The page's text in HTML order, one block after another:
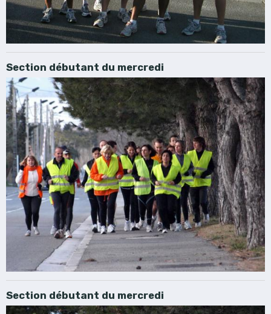
Section débutant du mercredi
Section débutant du mercredi